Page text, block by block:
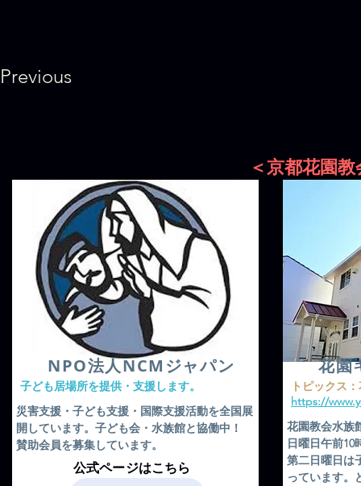
Previous
＜京都花園
​NPO法人NCMジャパン
​子ども居場所を提供・支援します。
​災害支援・子ども支援・国際支援活動を全国展
開しています。子ども会・水族館と協働中！
賛助会員を募集しています。
​公式ページはこちら
花園
トピックス
https://
花園教会水族
日曜日午前
第二日曜日は
っています。